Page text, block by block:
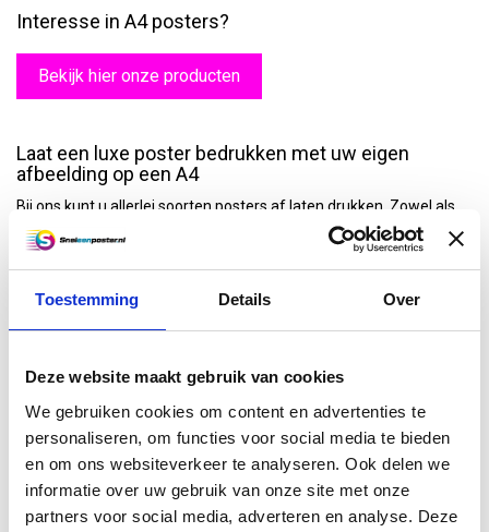
Toestemming Details Over
Deze website maakt gebruik van cookies
We gebruiken cookies om content en advertenties te
personaliseren, om functies voor social media te bieden
en om ons websiteverkeer te analyseren. Ook delen we
informatie over uw gebruik van onze site met onze
partners voor social media, adverteren en analyse. Deze
Interesse in A4 posters?
Bekijk hier onze producten
Laat een luxe poster bedrukken met uw eigen
afbeelding op een A4
Bij ons kunt u allerlei soorten posters af laten drukken . Zowel als
particulieren als bedrijfseigenaren weten ons daarom te vinden en
vertrouwen op de hoge kwaliteit A4-posters die wij leveren. Wilt u
graag eentekening op een posterlaten printen, of zou u graag
een digitale foto centraal stellen om een persoonlijk cadeau te
Kies ervoor om één luxe poster af te laten drukken op een A4, of
bedrijfsposters. U vertrouwt bij ons altijd op een professionele
kwaliteit van uw luxe A4-poster en een razendsnelle verzending.
Daarom kunt u ook uitstekend bij ons terecht voor last-minute
projecten. Wilt u liever een grotere poster bestellen? Kies dan
bijvoorbeeld voor eenposter van 70x100cm.
Bestel snel om uw poster morgen al in huis te